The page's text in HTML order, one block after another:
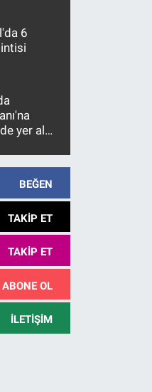
6
yer alan
BEĞEN
TAKIP ET
TAKIP ET
ABONE OL
İLETIŞIM